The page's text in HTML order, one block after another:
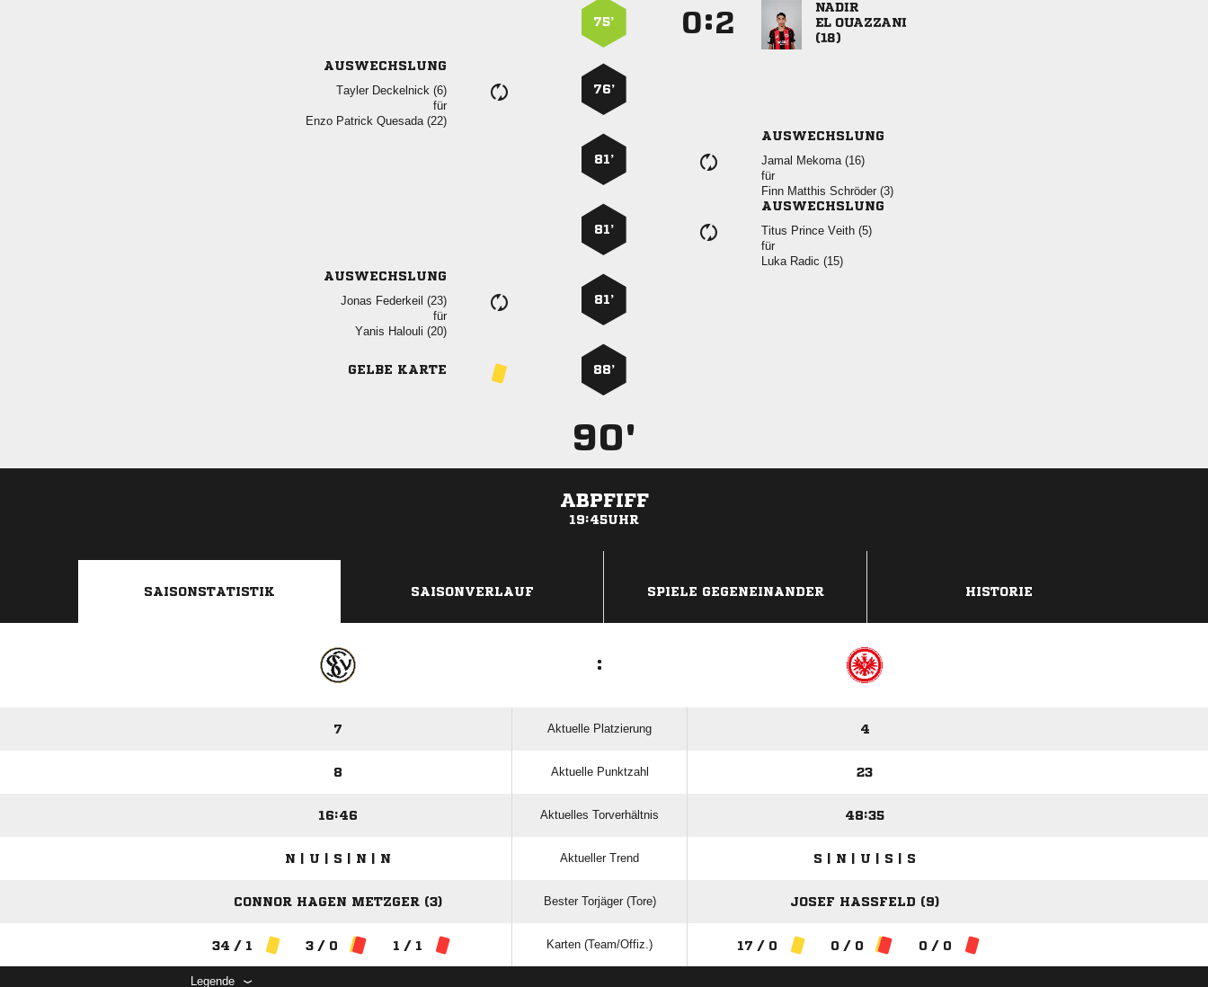
75’ :

 

AUSWECHSLUNG
  
für
   
76’
81’
AUSWECHSLUNG
  
für
   
81’
AUSWECHSLUNG
   
für
  
AUSWECHSLUNG
  
für
  
81’
GELBE KARTE 88’
90'
ABPFIFF
19:45UHR
SAISONSTATISTIK SAISONVERLAUF SPIELE GEGENEINANDER HISTORIE
:
7 Aktuelle Platzierung 4
8 Aktuelle Punktzahl 23
16:46 Aktuelles Torverhältnis 48:35
N | U | S | N | N Aktueller Trend S | N | U | S | S
CONNOR HAGEN METZGER (3) Bester Torjäger (Tore) JOSEF HASSFELD (9)
34 / 1 3 / 0 1 / 1 Karten (Team/Offiz.) 17 / 0 0 / 0 0 / 0
Legende